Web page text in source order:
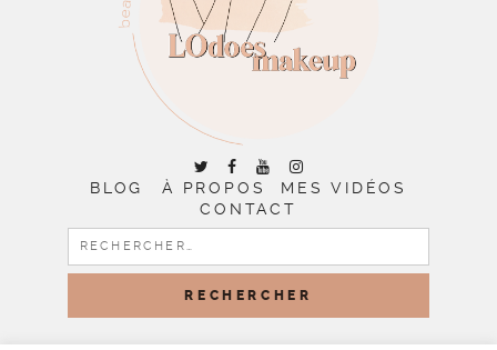
BLOG À PROPOS
MES VIDÉOS
CONTACT
RECHERCHER :